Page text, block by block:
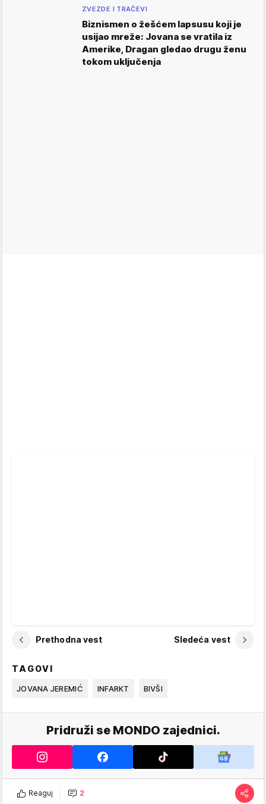
ZVEZDE I TRAČEVI
Biznismen o žešćem lapsusu koji je
usijao mreže: Jovana se vratila iz
Amerike, Dragan gledao drugu ženu
tokom uključenja
Prethodna vest Sledeća vest
TAGOVI
JOVANA JEREMIĆ INFARKT BIVŠI
Pridruži se MONDO zajednici.
Reaguj 2